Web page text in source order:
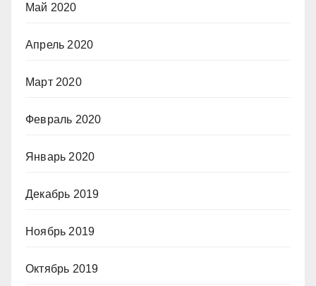
Май 2020
Апрель 2020
Март 2020
Февраль 2020
Январь 2020
Декабрь 2019
Ноябрь 2019
Октябрь 2019